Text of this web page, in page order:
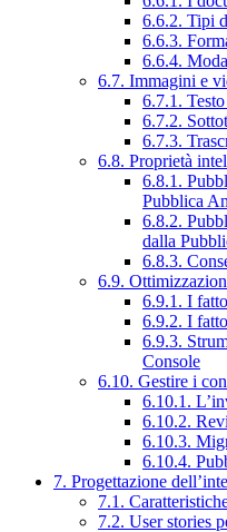
6.6.2. Tipi
6.6.3.
6.6.4.
6.7. Immagini e
6.7.1.
6.7.2.
6.7.3.
6.8. Proprietà
6.8.1.
Pubblica
6.8.2.
dalla
6.8.3.
6.9.
6.9.1. I
6.9.2. I
6.9.3.
Console
6.10. Gestire i
6.10.1.
6.10.2.
6.10.3.
6.10.4.
7. Progettazione
7.1.
7.2. User stories